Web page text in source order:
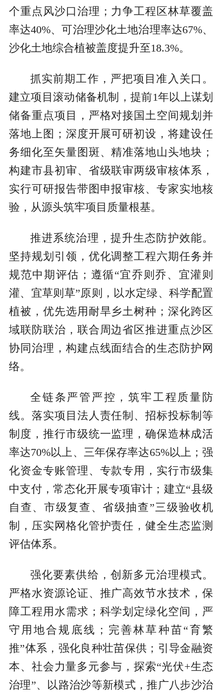
个重点风沙口治理；力争工程区林草覆盖
率达40%、可治理沙化土地治理率达67%、
沙化土地综合植被盖度提升至18.3%。
抓实前期工作，严把项目准入关口。
建立项目滚动储备机制，提前1年以上谋划
储备重点项目，严格对接国土空间规划并
落地上图；深度开展可研初设，将建设任
务细化至矢量图斑、精准落地山头地块；
构建市县初审、省级联审两级审核体系，
实行可研报告带图申报审核、专家实地核
验，从源头筑牢项目质量根基。
推进系统治理，提升生态防护效能。
坚持规划引领，优化调整工程六期任务并
规范中期评估；遵循“宜乔则乔、宜灌则
灌、宜草则草”原则，以水定绿、科学配置
植被，优先选用耐旱乡土树种；深化跨区
域联防联治，联合周边省区推进重点沙区
协同治理，构建点线面结合的生态防护网
络。
全链条严管严控，筑牢工程质量防
线。落实项目法人责任制、招标投标制等
制度，推行市级统一监理，确保造林成活
率达70%以上、三年保存率达65%以上；强
化资金专账管理、专款专用，实行市级集
中支付，常态化开展专项审计；建立“县级
自查、市级复查、省级抽查”三级验收机
制，压实网格化管护责任，健全生态监测
评估体系。
强化要素供给，创新多元治理模式。
严格水资源论证、推广高效节水技术，保
障工程用水需求；科学划定绿化空间，严
守用地合规底线；完善林草种苗“育繁
推”体系，强化良种壮苗保供；引导金融资
本、社会力量多元参与，探索“光伏+生态
治理”、以路治沙等新模式，推广八步沙治